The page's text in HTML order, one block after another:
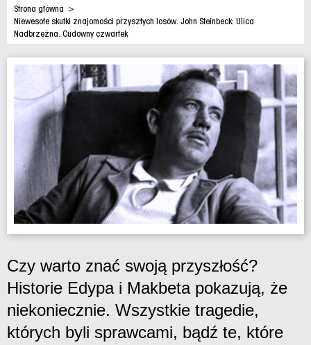
Strona główna >
Niewesołe skutki znajomości przyszłych losów. John Steinbeck: Ulica
Nadbrzeżna. Cudowny czwartek
Czy warto znać swoją przyszłość?
Historie Edypa i Makbeta pokazują, że
niekoniecznie. Wszystkie tragedie,
których byli sprawcami, bądź te, które